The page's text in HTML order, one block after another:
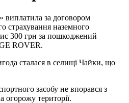
виплатила за договором
страхування наземного
300 грн за пошкоджений
ROVER.
сталася в селищі Чайки, що
засобу не впорався з
огорожу території.